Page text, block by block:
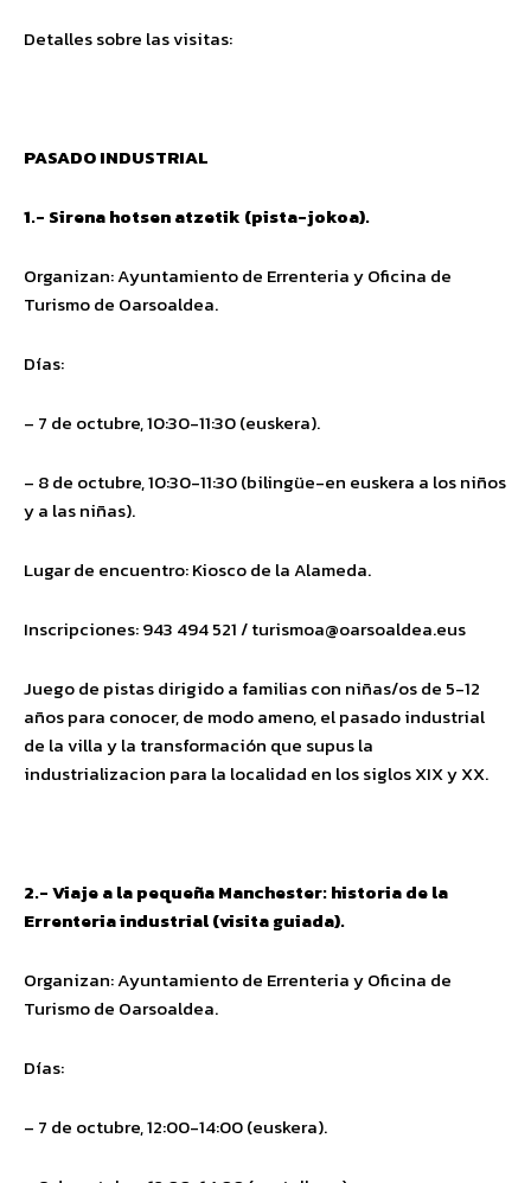
Detalles sobre las visitas:
PASADO INDUSTRIAL
1.- Sirena hotsen atzetik (pista-jokoa).
Organizan: Ayuntamiento de Errenteria y Oficina de
Turismo de Oarsoaldea.
Días:
– 7 de octubre, 10:30-11:30 (euskera).
– 8 de octubre, 10:30-11:30 (bilingüe-en euskera a los niños
y a las niñas).
Lugar de encuentro: Kiosco de la Alameda.
Inscripciones: 943 494 521 /turismoa@oarsoaldea.eus
Juego de pistas dirigido a familias con niñas/os de 5-12
años para conocer, de modo ameno, el pasado industrial
de la villa y la transformación que supus la
industrializacion para la localidad en los siglos XIX y XX.
2.- Viaje a la pequeña Manchester: historia de la
Errenteria industrial (visita guiada).
Organizan: Ayuntamiento de Errenteria y Oficina de
Turismo de Oarsoaldea.
Días:
– 7 de octubre, 12:00-14:00 (euskera).